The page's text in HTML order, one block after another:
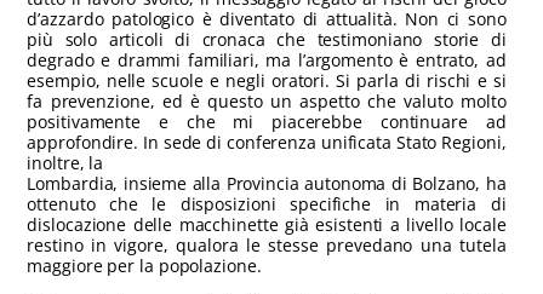
d’azzardo patologico è diventato di attualità. Non ci sono
più solo articoli di cronaca che testimoniano storie di
degrado e drammi familiari, ma l’argomento è entrato, ad
esempio, nelle scuole e negli oratori. Si parla di rischi e si
fa prevenzione, ed è questo un aspetto che valuto molto
positivamente e che mi piacerebbe continuare ad
approfondire. In sede di conferenza unificata Stato Regioni,
inoltre, la
Lombardia, insieme alla Provincia autonoma di Bolzano, ha
ottenuto che le disposizioni specifiche in materia di
dislocazione delle macchinette già esistenti a livello locale
restino in vigore, qualora le stesse prevedano una tutela
maggiore per la popolazione.